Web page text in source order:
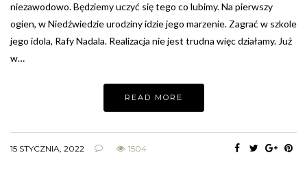
niezawodowo. Będziemy uczyć się tego co lubimy. Na pierwszy
ogien, w Niedźwiedzie urodziny idzie jego marzenie. Zagrać w szkole
jego idola, Rafy Nadala. Realizacja nie jest trudna więc działamy. Już
w…
READ MORE
15 STYCZNIA, 2022 1504